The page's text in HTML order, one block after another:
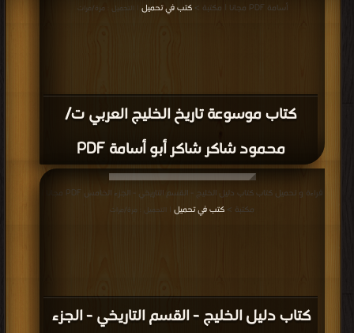
كتاب موسوعة تاريخ الخليج العربي ت/
محمود شاكر شاكر أبو أسامة PDF
أسامة PDF مجانا | مكتبة >
كتب في تحميل | التحميل : مرة/مرات
كتاب دليل الخليج - القسم التاريخي - الجزء
قراءة و تحميل كتاب كتاب دليل الخليج - القسم التاريخي - الجزء الخامس PDF مجانا |
مكتبة > كتب في تحميل | التحميل : مرة/مرات